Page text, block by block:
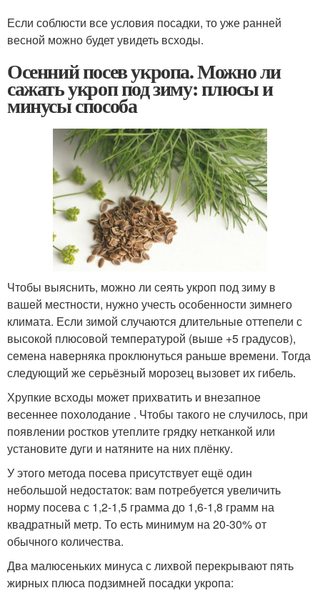
Если соблюсти все условия посадки, то уже ранней
весной можно будет увидеть всходы.
Осенний посев укропа. Можно ли
сажать укроп под зиму: плюсы и
минусы способа
Чтобы выяснить, можно ли сеять укроп под зиму в
вашей местности, нужно учесть особенности зимнего
климата. Если зимой случаются длительные оттепели с
высокой плюсовой температурой (выше +5 градусов),
семена наверняка проклюнуться раньше времени. Тогда
следующий же серьёзный морозец вызовет их гибель.
Хрупкие всходы может прихватить и внезапное
весеннее похолодание . Чтобы такого не случилось, при
появлении ростков утеплите грядку нетканкой или
установите дуги и натяните на них плёнку.
У этого метода посева присутствует ещё один
небольшой недостаток: вам потребуется увеличить
норму посева с 1,2-1,5 грамма до 1,6-1,8 грамм на
квадратный метр. То есть минимум на 20-30% от
обычного количества.
Два малюсеньких минуса с лихвой перекрывают пять
жирных плюса подзимней посадки укропа: